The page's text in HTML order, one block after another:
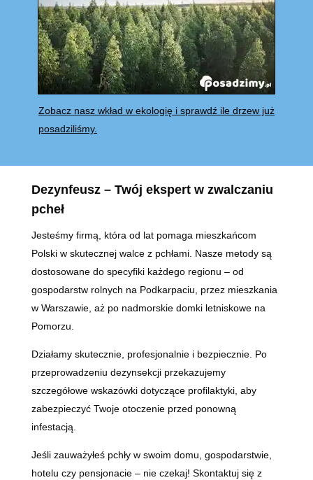
Zobacz nasz wkład w ekologię i sprawdź ile drzew już
posadziliśmy.
Dezynfeusz – Twój ekspert w zwalczaniu
pcheł
Jesteśmy firmą, która od lat pomaga mieszkańcom
Polski w skutecznej walce z pchłami. Nasze metody są
dostosowane do specyfiki każdego regionu – od
gospodarstw rolnych na Podkarpaciu, przez mieszkania
w Warszawie, aż po nadmorskie domki letniskowe na
Pomorzu.
Działamy skutecznie, profesjonalnie i bezpiecznie. Po
przeprowadzeniu dezynsekcji przekazujemy
szczegółowe wskazówki dotyczące profilaktyki, aby
zabezpieczyć Twoje otoczenie przed ponowną
infestacją.
Jeśli zauważyłeś pchły w swoim domu, gospodarstwie,
hotelu czy pensjonacie – nie czekaj! Skontaktuj się z